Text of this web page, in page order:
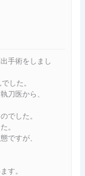
手術をしまし
した。
刀医から、
でした。
。
ですが、
す。